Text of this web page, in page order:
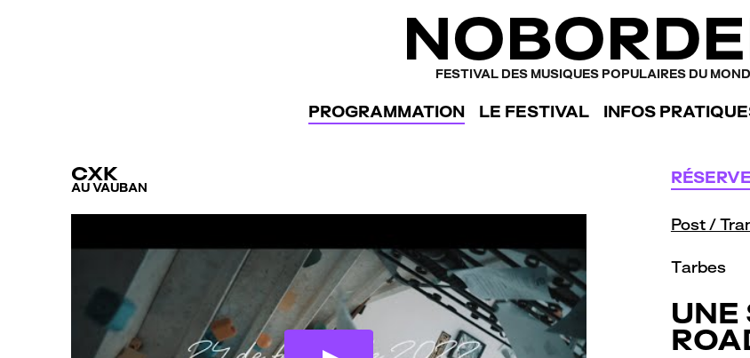
FESTIVAL DES MUSIQUES POPULAIRES DU
PROGRAMMATION LE FESTIVAL INFOS
CXK
AU VAUBAN
Post /
Tarbes
UNE